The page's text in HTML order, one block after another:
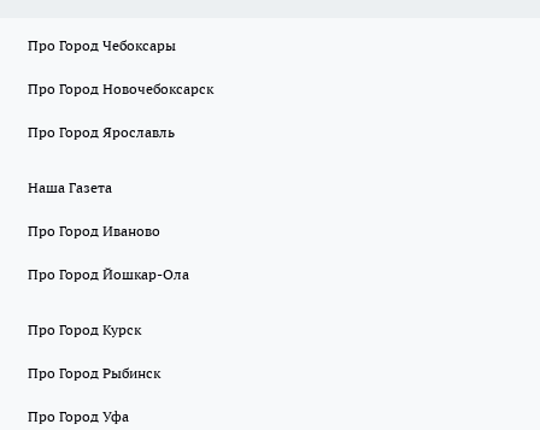
Про Город Чебоксары
Про Город Новочебоксарск
Про Город Ярославль
Наша Газета
Про Город Иваново
Про Город Йошкар-Ола
Про Город Курск
Про Город Рыбинск
Про Город Уфа